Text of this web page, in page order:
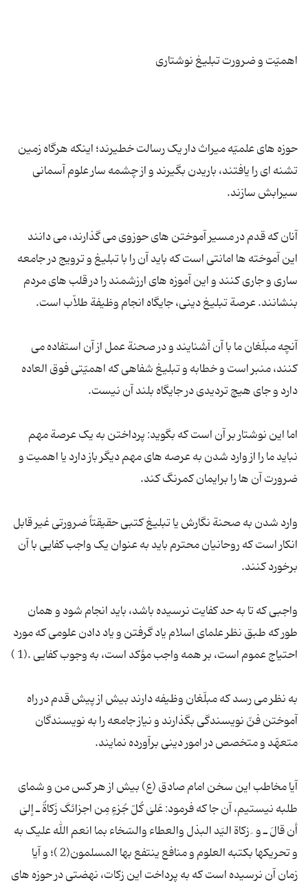
حوزه های علمیّه میراث دار یک رسالت خطیرند؛ اینکه هرگاه زمین
تشنه ای را یافتند، باریدن بگیرند و از چشمه سار علوم آسمانی
آنان که قدم در مسیر آموختن های حوزوی می گذارند، می دانند
این آموخته ها امانتی است که باید آن را با تبلیغ و ترویج در جامعه
ساری و جاری کنند و این آموزه های ارزشمند را در قلب های مردم
آنچه مبلّغان ما با آن آشنایند و در صحنة عمل از آن استفاده می
کنند، منبر است و خطابه و تبلیغ شفاهی که اهمیّتی فوق العاده
اما این نوشتار بر آن است که بگوید: پرداختن به یک عرصة مهم
نباید ما را از وارد شدن به عرصه های مهم دیگر باز دارد یا اهمیت و
وارد شدن به صحنة نگارش یا تبلیغ کتبی حقیقتاً ضرورتی غیر قابل
انکار است که روحانیان محترم باید به عنوان یک واجب کفایی با آن
واجبی که تا به حد کفایت نرسیده باشد، باید انجام شود و همان
طور که طبق نظر علمای اسلام یاد گرفتن و یاد دادن علومی که مورد
به نظر می رسد که مبلّغان وظیفه دارند بیش از پیش قدم در راه
آموختن فنّ نویسندگی بگذارند و نیاز جامعه را به نویسندگان
آیا مخاطب این سخن امام صادق (ع) بیش از هر کس من و شمای
طلبه نیستیم، آن جا که فرمود: عَلیٰ کُلّ جُزءٍ مِن اجزائکَ زَکاةٌ ـ إلیٰ
أن قالَ ـ و ‍ َ زکاة الیَد البذل والعطاء والسّخاء بما انعم الله علیک به
و تحریکها بکتبه العلوم و منافع ینتفع بها المسلمون(2 )؛ و آیا
زمان آن نرسیده است که به پرداخت این زکات، نهضتی در حوزه های